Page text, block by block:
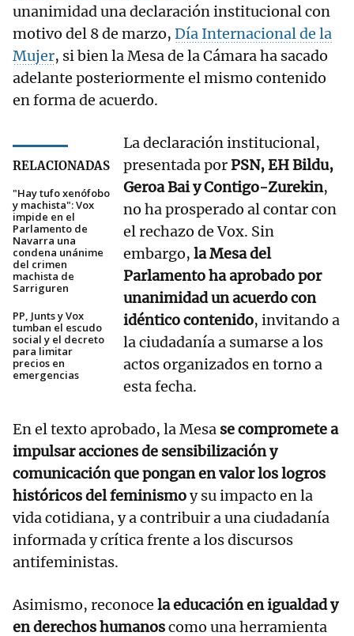
unanimidad una declaración institucional con
motivo del 8 de marzo, Día Internacional de la
Mujer, si bien la Mesa de la Cámara ha sacado
adelante posteriormente el mismo contenido
en forma de acuerdo.
RELACIONADAS
"Hay tufo xenófobo
y machista": Vox
impide en el
Parlamento de
Navarra una
condena unánime
del crimen
machista de
Sarriguren
PP, Junts y Vox
tumban el escudo
social y el decreto
para limitar
precios en
emergencias
La declaración institucional,
presentada porPSN, EH Bildu,
Geroa Bai y Contigo-Zurekin,
no ha prosperado al contar con
el rechazo de Vox. Sin
embargo, la Mesa del
Parlamento ha aprobado por
unanimidad un acuerdo con
idéntico contenido, invitando a
la ciudadanía a sumarse a los
actos organizados en torno a
esta fecha.
En el texto aprobado, la Mesa se compromete a
impulsar acciones de sensibilización y
comunicación que pongan en valor los logros
históricos del feminismoy su impacto en la
vida cotidiana, y a contribuir a una ciudadanía
informada y crítica frente a los discursos
antifeministas.
Asimismo, reconoce la educación en igualdad y
en derechos humanoscomo una herramienta